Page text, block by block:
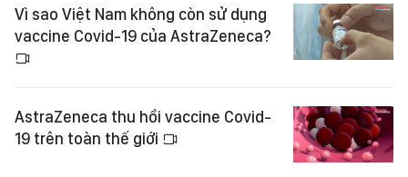
Vì sao Việt Nam không còn sử dụng
vaccine Covid-19 của AstraZeneca?
AstraZeneca thu hồi vaccine Covid-
19 trên toàn thế giới